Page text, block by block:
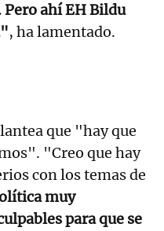
ahí EH Bildu
, ha lamentado.
que "hay que
"Creo que hay
con los temas de
muy
para que se